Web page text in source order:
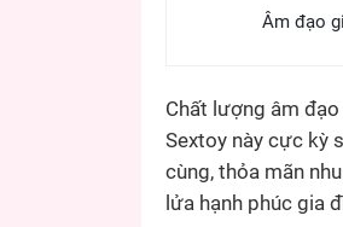
Âm đạo
Chất lượng âm
Sextoy này cực kỳ
cùng, thỏa mãn
lửa hạnh phúc gia